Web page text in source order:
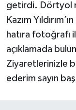
getirdi. Dörtyol
Kazım
hatıra fotoğrafı
açıklamada
Ziyaretlerinizle
ederim sayın